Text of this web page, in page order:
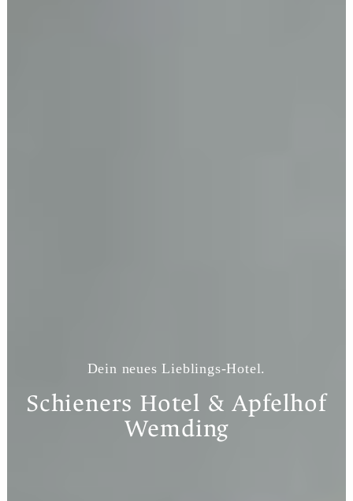
Dein neues Lieblings-Hotel.
Schieners Hotel & Apfelhof
Wemding